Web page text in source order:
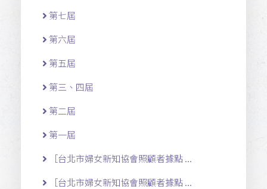
第七屆
第六屆
第五屆
第三、四屆
第二屆
第一屆
［台北市婦女新知協會照顧者據點 ...
［台北市婦女新知協會照顧者據點 ...